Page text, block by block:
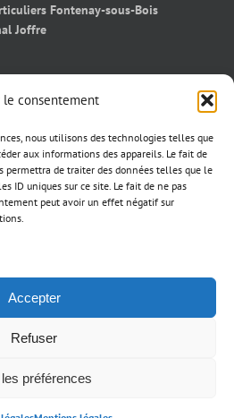
le consentement
nous utilisons des technologies telles que
aux informations des appareils. Le fait de
permettra de traiter des données telles que le
ID uniques sur ce site. Le fait de ne pas
peut avoir un effet négatif sur
Accepter
Refuser
préférences
Fontenay-sous-Bois
Joffre
Massy (91300), 55 rue
| Tous droits réservés |
×